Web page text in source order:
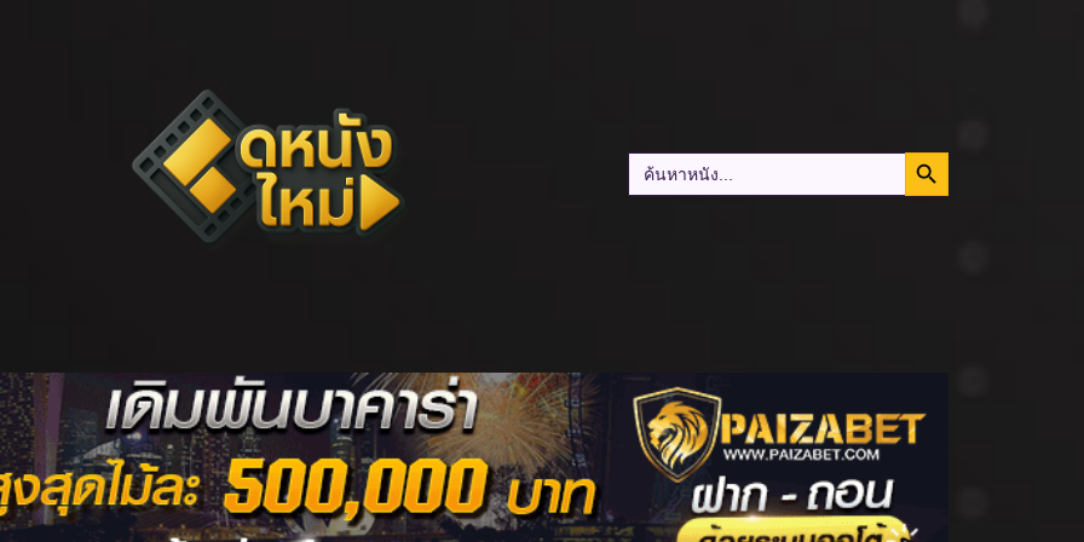
Search
for:
Search Button